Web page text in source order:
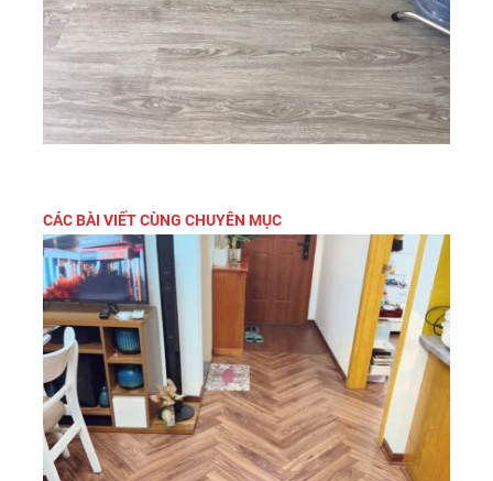
CÁC BÀI VIẾT CÙNG CHUYÊN MỤC